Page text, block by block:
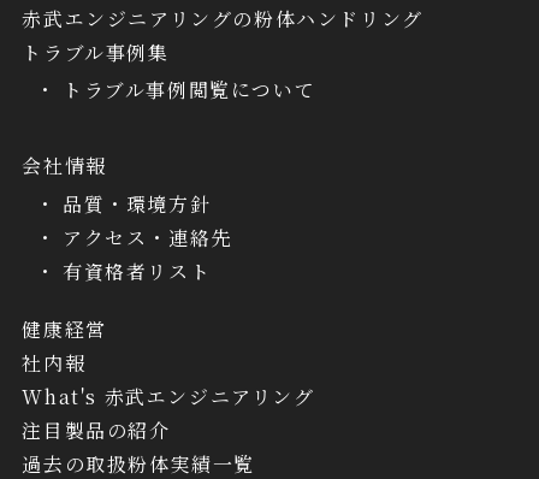
赤武エンジニアリングの粉体ハンドリング
トラブル事例集
トラブル事例閲覧について
会社情報
品質・環境方針
アクセス・連絡先
有資格者リスト
健康経営
社内報
What's 赤武エンジニアリング
注目製品の紹介
過去の取扱粉体実績一覧